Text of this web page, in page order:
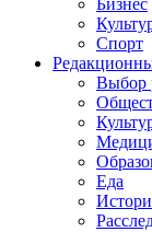
Бизнес
Спорт
Выбор
Еда